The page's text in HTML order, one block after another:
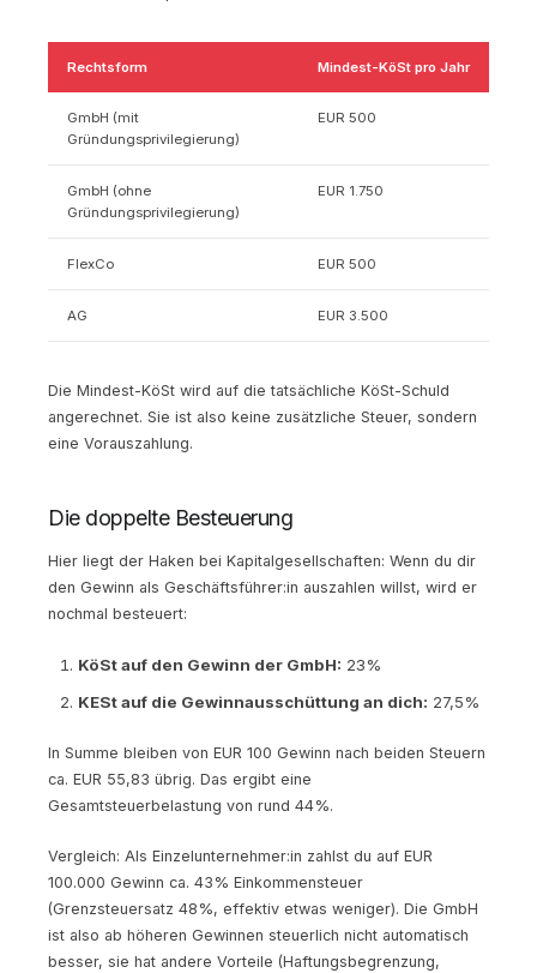
Rechtsform Mindest-KöSt pro Jahr
GmbH (mit
Gründungsprivilegierung)
EUR 500
GmbH (ohne
Gründungsprivilegierung)
EUR 1.750
FlexCo EUR 500
AG EUR 3.500
Die Mindest-KöSt wird auf die tatsächliche KöSt-Schuld
angerechnet. Sie ist also keine zusätzliche Steuer, sondern
eine Vorauszahlung.
Die doppelte Besteuerung
Hier liegt der Haken bei Kapitalgesellschaften: Wenn du dir
den Gewinn als Geschäftsführer:in auszahlen willst, wird er
nochmal besteuert:
KöSt auf den Gewinn der GmbH: 23%
KESt auf die Gewinnausschüttung an dich: 27,5%
In Summe bleiben von EUR 100 Gewinn nach beiden Steuern
ca. EUR 55,83 übrig. Das ergibt eine
Gesamtsteuerbelastung von rund 44%.
Vergleich: Als Einzelunternehmer:in zahlst du auf EUR
100.000 Gewinn ca. 43% Einkommensteuer
(Grenzsteuersatz 48%, effektiv etwas weniger). Die GmbH
ist also ab höheren Gewinnen steuerlich nicht automatisch
besser, sie hat andere Vorteile (Haftungsbegrenzung,